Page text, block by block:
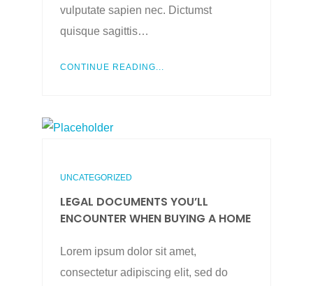
vulputate sapien nec. Dictumst
quisque sagittis…
CONTINUE READING...
UNCATEGORIZED
LEGAL DOCUMENTS YOU’LL
ENCOUNTER WHEN BUYING A HOME
Lorem ipsum dolor sit amet,
consectetur adipiscing elit, sed do